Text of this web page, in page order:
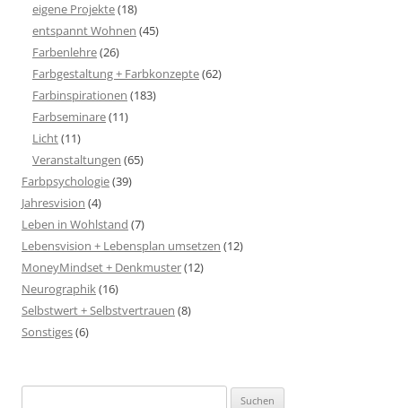
eigene Projekte(18)
entspannt Wohnen (45)
Farbenlehre(26)
Farbgestaltung + Farbkonzepte(62)
Farbinspirationen (183)
Farbseminare(11)
Licht(11)
Veranstaltungen (65)
Farbpsychologie(39)
Jahresvision (4)
Leben in Wohlstand (7)
Lebensvision + Lebensplan umsetzen (12)
MoneyMindset + Denkmuster(12)
Neurographik(16)
Selbstwert + Selbstvertrauen (8)
Sonstiges(6)